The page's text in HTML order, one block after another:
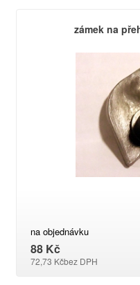
zámek na
na objednávku
88 Kč
72,73 Kčbez DPH